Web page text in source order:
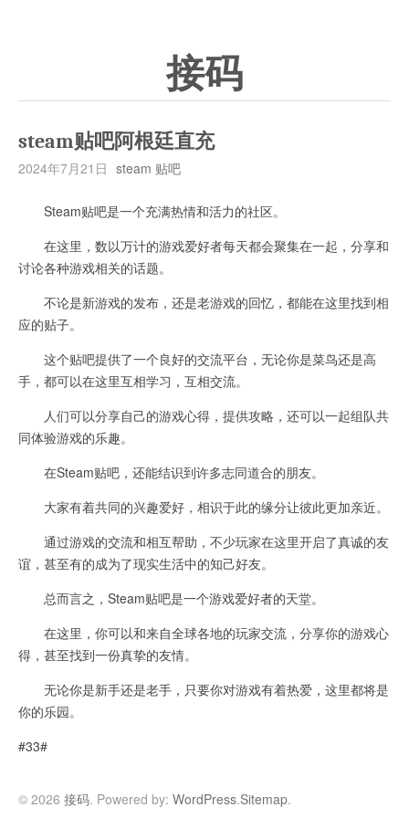
接码
steam贴吧阿根廷直充
2024年7月21日 steam 贴吧
Steam贴吧是一个充满热情和活力的社区。
在这里，数以万计的游戏爱好者每天都会聚集在一起，分享和
讨论各种游戏相关的话题。
不论是新游戏的发布，还是老游戏的回忆，都能在这里找到相
应的贴子。
这个贴吧提供了一个良好的交流平台，无论你是菜鸟还是高
手，都可以在这里互相学习，互相交流。
人们可以分享自己的游戏心得，提供攻略，还可以一起组队共
同体验游戏的乐趣。
在Steam贴吧，还能结识到许多志同道合的朋友。
大家有着共同的兴趣爱好，相识于此的缘分让彼此更加亲近。
通过游戏的交流和相互帮助，不少玩家在这里开启了真诚的友
谊，甚至有的成为了现实生活中的知己好友。
总而言之，Steam贴吧是一个游戏爱好者的天堂。
在这里，你可以和来自全球各地的玩家交流，分享你的游戏心
得，甚至找到一份真挚的友情。
无论你是新手还是老手，只要你对游戏有着热爱，这里都将是
你的乐园。
#33#
© 2026 接码. Powered by: WordPress.Sitemap.